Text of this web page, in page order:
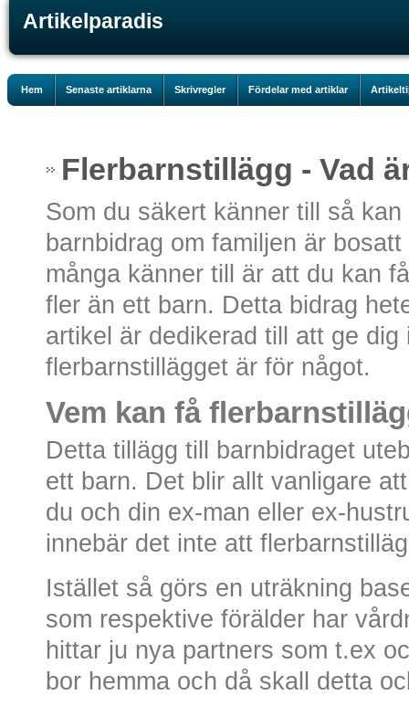
Artikelparadis
Hem Senaste artiklarna Skrivregler Fördelar med artiklar
Flerbarnstillägg - Vad
Som du säkert känner till så
barnbidrag om familjen är
många känner till är att du kan
fler än ett barn. Detta bidrag
artikel är dedikerad till att ge dig
flerbarnstillägget är för något.
Vem kan få
Detta tillägg till barnbidraget
ett barn. Det blir allt vanligare
du och din ex-man eller ex-
innebär det inte att
Istället så görs en uträkning
som respektive förälder har
hittar ju nya partners som t.ex
bor hemma och då skall detta